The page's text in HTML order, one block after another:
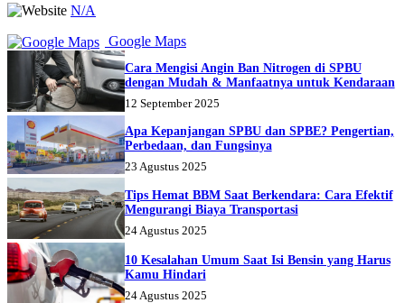
N/A
Google Maps
Cara Mengisi Angin Ban Nitrogen di SPBU
dengan Mudah & Manfaatnya untuk Kendaraan
12 September 2025
Apa Kepanjangan SPBU dan SPBE? Pengertian,
Perbedaan, dan Fungsinya
23 Agustus 2025
Tips Hemat BBM Saat Berkendara: Cara Efektif
Mengurangi Biaya Transportasi
24 Agustus 2025
10 Kesalahan Umum Saat Isi Bensin yang Harus
Kamu Hindari
24 Agustus 2025